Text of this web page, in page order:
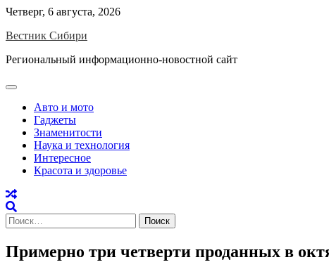
Skip
content
Четверг, 6 августа, 2026
Вестник Сибири
Региональный информационно-новостной сайт
Авто и мото
Гаджеты
Знаменитости
Наука и технология
Интересное
Красота и здоровье
Найти:
Примерно три четверти проданных в